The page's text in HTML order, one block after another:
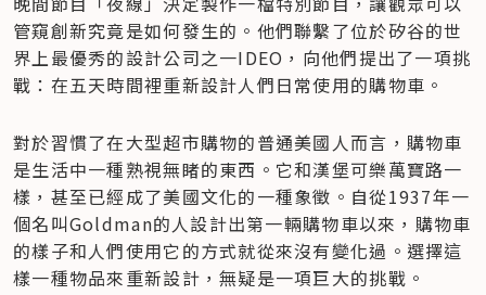
管窺創新究竟是如何發生的。他們聯繫了位於矽谷的世
界上最優秀的設計公司之一IDEO，向他們提出了一項挑
戰：在五天時間裡重新設計人們日常使用的購物車。
對於習慣了在大型超市購物的普通美國人而言，購物車
是生活中一種熟視無睹的東西。它和漢堡可樂萬寶路一
樣，甚至已經成了美國文化的一種象徵。自從1937年一
個名叫Goldman的人設計出第一輛購物車以來，購物車
的樣子和人們使用它的方式就從來沒有變化過。選擇這
樣一種物品來重新設計，無疑是一項巨大的挑戰。